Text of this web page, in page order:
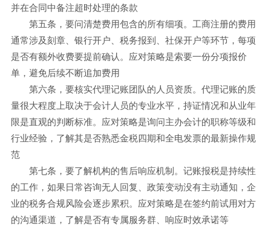
并在合同中备注超时处理的条款
第五条，要问清楚费用包含的所有细项。工商注册的费用
通常涉及刻章、银行开户、税务报到、社保开户等环节，每项
是否有额外收费要提前确认。应对策略是索要一份分项报价
单，避免后续不断追加费用
第六条，要核实代理记账团队的人员资质。代理记账的质
量很大程度上取决于会计人员的专业水平，持证情况和从业年
限是直观的判断标准。应对策略是询问主办会计的职称等级和
行业经验，了解其是否熟悉金税四期和全电发票的最新操作规
范
第七条，要了解机构的售后响应机制。记账报税是持续性
的工作，如果日常咨询无人回复、政策变动没有主动通知，企
业的税务合规风险会逐步累积。应对策略是在签约前试用对方
的沟通渠道，了解是否有专属服务群、响应时效承诺等